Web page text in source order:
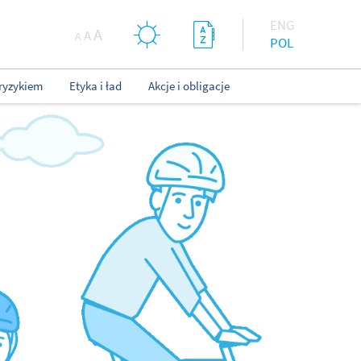
ENG
POL
A AA
Etyka i ład Akcje i obligacje